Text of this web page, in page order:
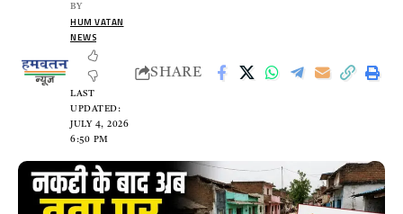
LAST
UPDATED:
JULY 4, 2026
6:50 PM
BY
HUM VATAN
NEWS
SHARE